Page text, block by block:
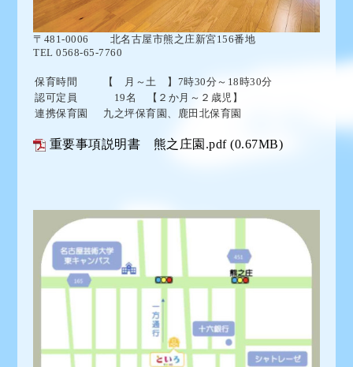
〒481-0006 北名古屋市熊之庄新宮156番地
TEL 0568-65-7760
保育時間
【 月～土 】7時30分～18時30分
認可定員
19名 【２か月～２歳児】
連携保育園
九之坪保育園、鹿田北保育園
重要事項説明書 熊之庄園.pdf (0.67MB)